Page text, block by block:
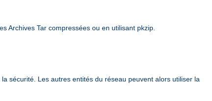
Archives Tar compressées ou en utilisant pkzip.
sécurité. Les autres entités du réseau peuvent alors utiliser la